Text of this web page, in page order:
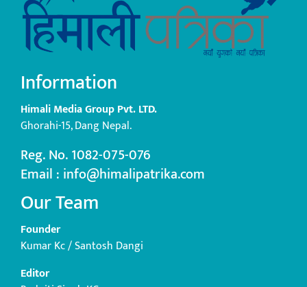
Information
Himali Media Group Pvt. LTD.
Ghorahi-15, Dang Nepal.
Reg. No. 1082-075-076
Email : info@himalipatrika.com
Our Team
Founder
Kumar Kc / Santosh Dangi
Editor